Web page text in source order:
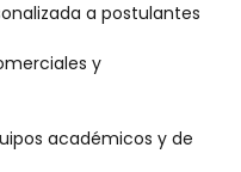
a postulantes
y
académicos y de